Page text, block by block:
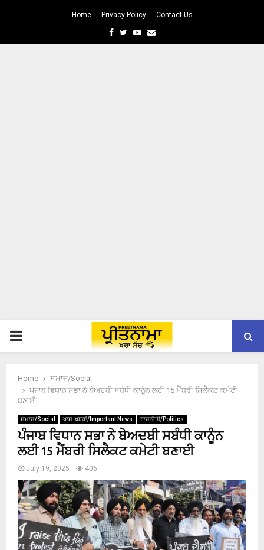
Home Privacy Policy Contact Us
Facebook
TwitterYoutube
Email
PRIMARY
Home
ਸਮਾਜ/Social
ਪੰਜਾਬ ਵਿਧਾਨ ਸਭਾ ਨੇ ਬੇਅਦਬੀ ਸਬੰਧੀ ਕਾਨੂੰਨ ਲਈ 15 ਮੈਂਬਰੀ ਸਿਲੈਕਟ ਕਮੇਟੀ
ਬਣਾਈ
ਸਮਾਜ/Social ਖਾਸ-ਖਬਰਾਂ/Important News ਰਾਜਨੀਤੀ/Politics
ਪੰਜਾਬ ਵਿਧਾਨ ਸਭਾ ਨੇ ਬੇਅਦਬੀ ਸਬੰਧੀ ਕਾਨੂੰਨ
ਲਈ 15 ਮੈਂਬਰੀ ਸਿਲੈਕਟ ਕਮੇਟੀ ਬਣਾਈ
July 19, 2025 406